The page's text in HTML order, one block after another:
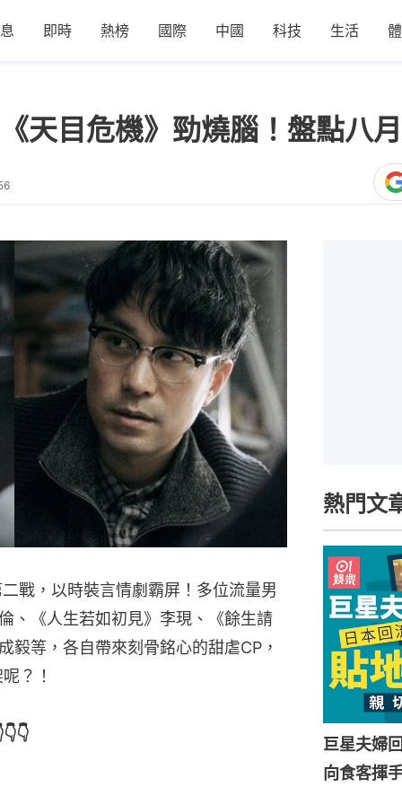
即時 熱榜 國際 中國 科技 生活
天目危機》勁燒腦！盤點八
戰，以時裝言情劇霸屏！多位流量男
、《人生若如初見》李現、《餘生請
毅等，各自帶來刻骨銘心的甜虐CP，
？！
熱門文
巨星夫婦
向食客揮